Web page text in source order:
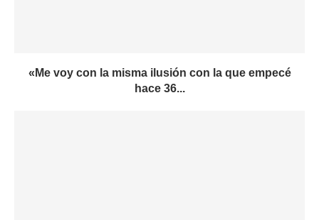
«Me voy con la misma ilusión con la que empecé
hace 36...